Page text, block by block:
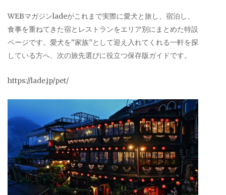
WEBマガジンladeがこれまで実際に愛犬と旅し、宿泊し、
食事を重ねてきた宿とレストランをエリア別にまとめた特設
ページです。愛犬を“家族”として迎え入れてくれる一軒を探
している方へ、次の旅先選びに役立つ保存版ガイドです。
https://lade.jp/pet/